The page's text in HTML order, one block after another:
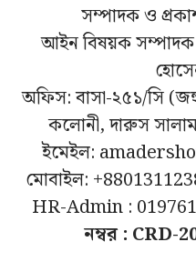
সম্পাদক ও
আইন বিষয়ক
অফিস: বাসা-২৫১/সি
কলোনী, দারুস
ইমেইল:
মোবাইল:
HR-Admin :
নম্বর : CRD-